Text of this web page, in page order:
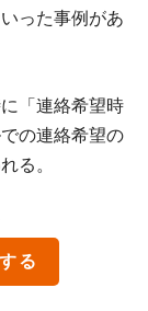
った事例があ
「連絡希望時
の連絡希望の
る。
る